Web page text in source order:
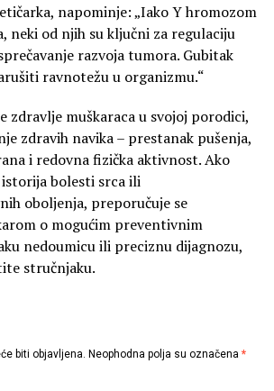
napominje: „Iako Y hromozom
neki od njih su ključni za regulaciju
razvoja tumora. Gubitak
ravnotežu u organizmu.“
zdravlje muškaraca u svojoj porodici,
zdravih navika – prestanak pušenja,
i redovna fizička aktivnost. Ako
bolesti srca ili
oboljenja, preporučuje se
o mogućim preventivnim
nedoumicu ili preciznu dijagnozu,
stručnjaku.
biti objavljena. Neophodna polja su označena *